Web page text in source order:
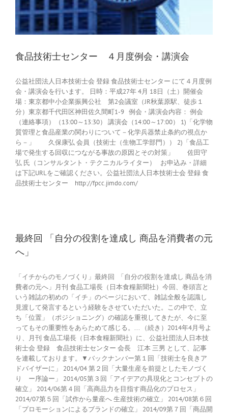
食品技術士センター ４月度例会・講演会
公益社団法人日本技術士会 登録 食品技術士センター にて４月度例
会・講演会を行います。 日時：平成27年 4月 18日（土）開催会
場：東京都中小企業振興公社 第2会議室（JR秋葉原駅、徒歩１
分）東京都千代田区神田佐久間町1-9 例会・講演会内容： 例会
（連絡事項）（13:00～13:30） 講演会（14:00～17:00） 1)「化学物
質管理と食品産業の関わりについて－化学兵器禁止条約の視点か
ら－」 久保康弘 会員（技術士（生物工学部門）） 2)「食品工
場で発生する回収につながる事故の原因とその対策」 佐田守
弘 氏（コンサルタント・テクニカルライター） お申込み・詳細
は下記URLをご確認ください。公益社団法人日本技術士会 登録 食
品技術士センター http://fpcc.jimdo.com/
最終回 「自分の役割を達成し 商品を消費者の元
へ」
「イチからのモノづくり」最終回 「自分の役割を達成し 商品を消
費者の元へ」月刊 食品工場長（日本食糧新聞社）今回、巻頭言と
いう雑誌の初めの「イチ」のページにおいて、雑誌全般を認識し
見渡して発言するという経験をさせていただいた。この中で、立
ち「位置」（ポジショニング）の確認を重視してきたが、今に至
ってもその重要性をあらためて感じる。... （続き）2014年4月号よ
り、月刊 食品工場長（日本食糧新聞社）に、公益社団法人日本技
術士会 登録 食品技術士センター 会長 江本 三男 として、記事
を連載しております。▼バックナンバー第１回「技術士を良きア
ドバイザーに」 2014/04 第２回「大量生産を前提としたモノづく
り ー序論ー」 2014/05第３回「アイデアの具現化とコンセプトの
確立」 2014/06第４回「高商品力を目指す商品化のプロセス」
2014/07第５回「試作から量産へ 生産技術の確立」 2014/08第６回
「プロモーションによるブランドの確立」 2014/09第７回「商品開